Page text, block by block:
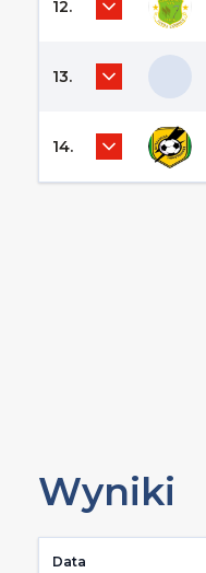
12.
13.
14.
Wyniki
Data